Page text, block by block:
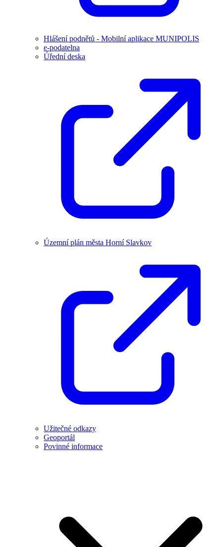
Hlášení podnětů - Mobilní aplikace MUNIPOLIS
e-podatelna
Úřední deska
Územní plán města Horní Slavkov
Užitečné odkazy
Geoportál
Povinné informace